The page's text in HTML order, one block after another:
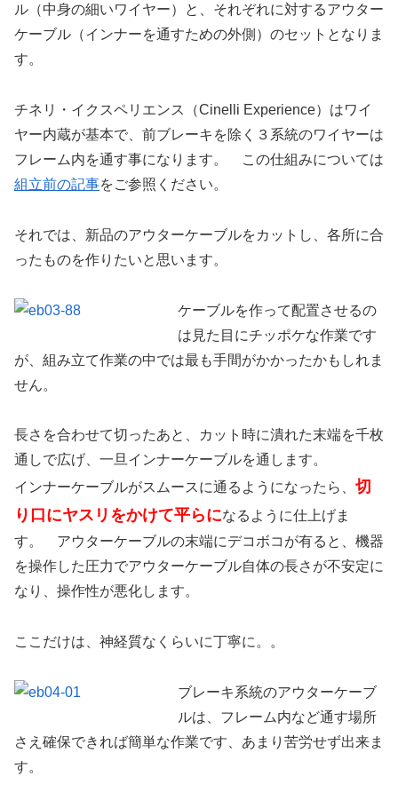
ル（中身の細いワイヤー）と、それぞれに対するアウター
ケーブル（インナーを通すための外側）のセットとなりま
す。
チネリ・イクスペリエンス（Cinelli Experience）はワイ
ヤー内蔵が基本で、前ブレーキを除く３系統のワイヤーは
フレーム内を通す事になります。 この仕組みについては
組立前の記事をご参照ください。
それでは、新品のアウターケーブルをカットし、各所に合
ったものを作りたいと思います。
ケーブルを作って配置させるの
は見た目にチッポケな作業です
が、組み立て作業の中では最も手間がかかったかもしれま
せん。
長さを合わせて切ったあと、カット時に潰れた末端を千枚
通しで広げ、一旦インナーケーブルを通します。
インナーケーブルがスムースに通るようになったら、 切
り口にヤスリをかけて平らになるように仕上げま
す。 アウターケーブルの末端にデコボコが有ると、機器
を操作した圧力でアウターケーブル自体の長さが不安定に
なり、操作性が悪化します。
ここだけは、神経質なくらいに丁寧に。。
ブレーキ系統のアウターケーブ
ルは、フレーム内など通す場所
さえ確保できれば簡単な作業です、あまり苦労せず出来ま
す。